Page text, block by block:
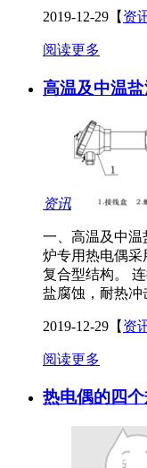
2019-12-29 【 资
阅读更多
高温及中温
资讯
一、高温及中温
炉专用热电偶
复合型结构。
盐腐蚀，耐热冲
2019-12-29 【 资
阅读更多
热电偶的四